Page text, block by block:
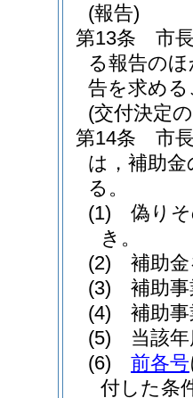
(報告)
第13条
市
る報告の
告を求め
(交付決定
第14条
市
は，補助
る。
(1)
偽り
き。
(2)
補助
(3)
補助
(4)
補助
(5)
当該
(6)
前各号
付した条